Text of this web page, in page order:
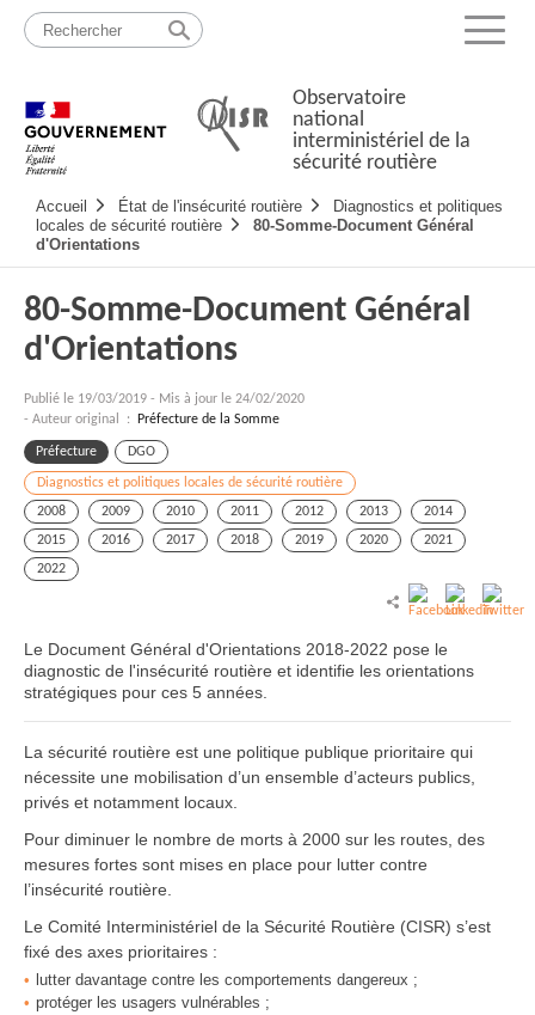
Passer
contenu
Menu
Observatoire
national
interministériel de la
sécurité routière
principale
Accueil État de l'insécurité routière
Diagnostics et politiques
locales de sécurité routière
80-Somme-Document Général
d'Orientations
80-Somme-Document Général
d'Orientations
Publié le 19/03/2019 - Mis à jour le 24/02/2020
- Auteur original :
Préfecture de la Somme
Préfecture DGO
Diagnostics et politiques locales de sécurité routière
2008
2009 2010 2011 2012 2013
2014
2015
2016 2017 2018 2019 2020
2021
2022
Le Document Général d'Orientations 2018-2022 pose le
diagnostic de l'insécurité routière et identifie les orientations
stratégiques pour ces 5 années.
La sécurité routière est une politique publique prioritaire qui
nécessite une mobilisation d’un ensemble d’acteurs publics,
privés et notamment locaux.
Pour diminuer le nombre de morts à 2000 sur les routes, des
mesures fortes sont mises en place pour lutter contre
l’insécurité routière.
Le Comité Interministériel de la Sécurité Routière (CISR) s’est
fixé des axes prioritaires :
lutter davantage contre les comportements dangereux ;
protéger les usagers vulnérables ;